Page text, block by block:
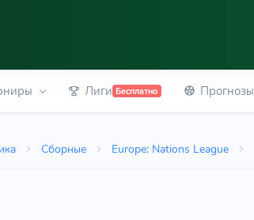
Лиги Бесплатно Прогнозы
Сборные Europe: Nations League